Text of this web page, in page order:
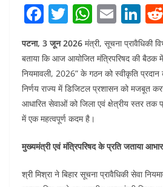
F
c
e
b
o
o
k
T
itt
er
W
h
at
s
A
p
p
E
m
ai
l
Li
n
k
e
dI
n
पटना, 3 जून 2026 मंत्री, सूचना प्रावैधिकी
बताया कि आज आयोजित मंत्रिपरिषद की बैठक में
नियमावली, 2026” के गठन को स्वीकृति
निर्णय राज्य में डिजिटल प्रशासन को मजबूत
आधारित सेवाओं को जिला एवं क्षेत्रीय स्तर तक
में एक महत्वपूर्ण कदम है।
मुख्यमंत्री एवं मंत्रिपरिषद के प्रति जताया आभार
श्री मिश्रा ने बिहार सूचना प्रावैधिकी सेवा